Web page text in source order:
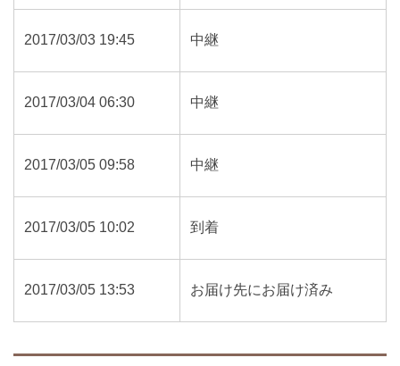
2017/03/03 19:45 中継
2017/03/04 06:30 中継
2017/03/05 09:58 中継
2017/03/05 10:02 到着
2017/03/05 13:53 お届け先にお届け済み